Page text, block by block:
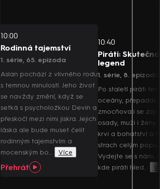
10:00
Rodinná tajemství
1. série, 65. epizoda
Aslan pochází z vlivného rodu
s temnou minulostí. Jeho život
se navždy změní, když se
setká s psycholožkou Devin a
přeskočí mezi nimi jiskra. Jejich
láska ale bude muset čelit
rodinným tajemstvím a
mocenským bo…
Více
Přehrát
10:40
Piráti:
legend
1. série, 8. epizoda
Po staletí piráti
oceány, přepadali
zmocňovali se
osady, muži i ženy
krvi a bohatství a
strach celým
Vydejte se s námi
kde piráti hled…